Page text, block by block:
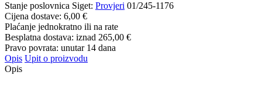
Stanje poslovnica Siget: Provjeri 01/245-1176
Cijena dostave: 6,00 €
Plaćanje jednokratno ili na rate
Besplatna dostava: iznad 265,00 €
Pravo povrata: unutar 14 dana
Opis Upit o proizvodu
Opis